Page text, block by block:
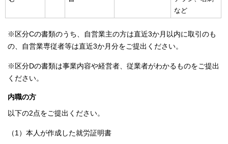
など
※区分Cの書類のうち、自営業主の方は直近3か月以内に取引のも
の、自営業専従者等は直近3か月分をご提出ください。
※区分Dの書類は事業内容や経営者、従業者がわかるものをご提出
ください。
内職の方
以下の2点をご提出ください。
（1）本人が作成した就労証明書